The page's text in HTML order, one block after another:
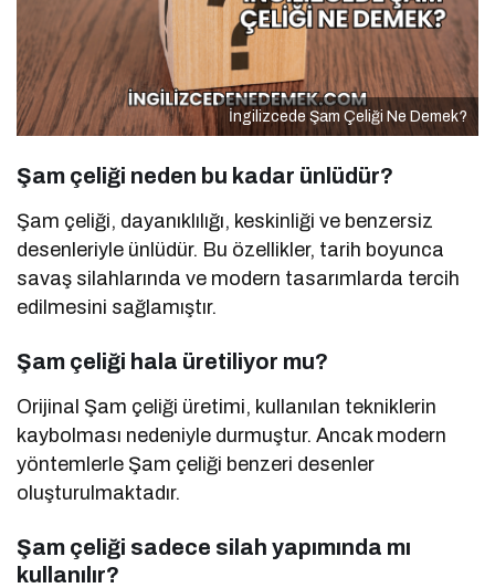
İngilizcede Şam Çeliği Ne Demek?
Şam çeliği neden bu kadar ünlüdür?
Şam çeliği, dayanıklılığı, keskinliği ve benzersiz
desenleriyle ünlüdür. Bu özellikler, tarih boyunca
savaş silahlarında ve modern tasarımlarda tercih
edilmesini sağlamıştır.
Şam çeliği hala üretiliyor mu?
Orijinal Şam çeliği üretimi, kullanılan tekniklerin
kaybolması nedeniyle durmuştur. Ancak modern
yöntemlerle Şam çeliği benzeri desenler
oluşturulmaktadır.
Şam çeliği sadece silah yapımında mı
kullanılır?